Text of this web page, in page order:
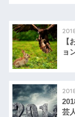
【
ョ
芸